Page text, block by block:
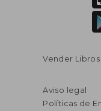
Vender
Aviso legal
Políticas de